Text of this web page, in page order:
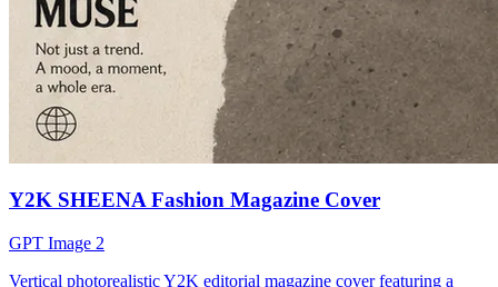
Y2K SHEENA Fashion Magazine Cover
GPT Image 2
Vertical photorealistic Y2K editorial magazine cover featuring a